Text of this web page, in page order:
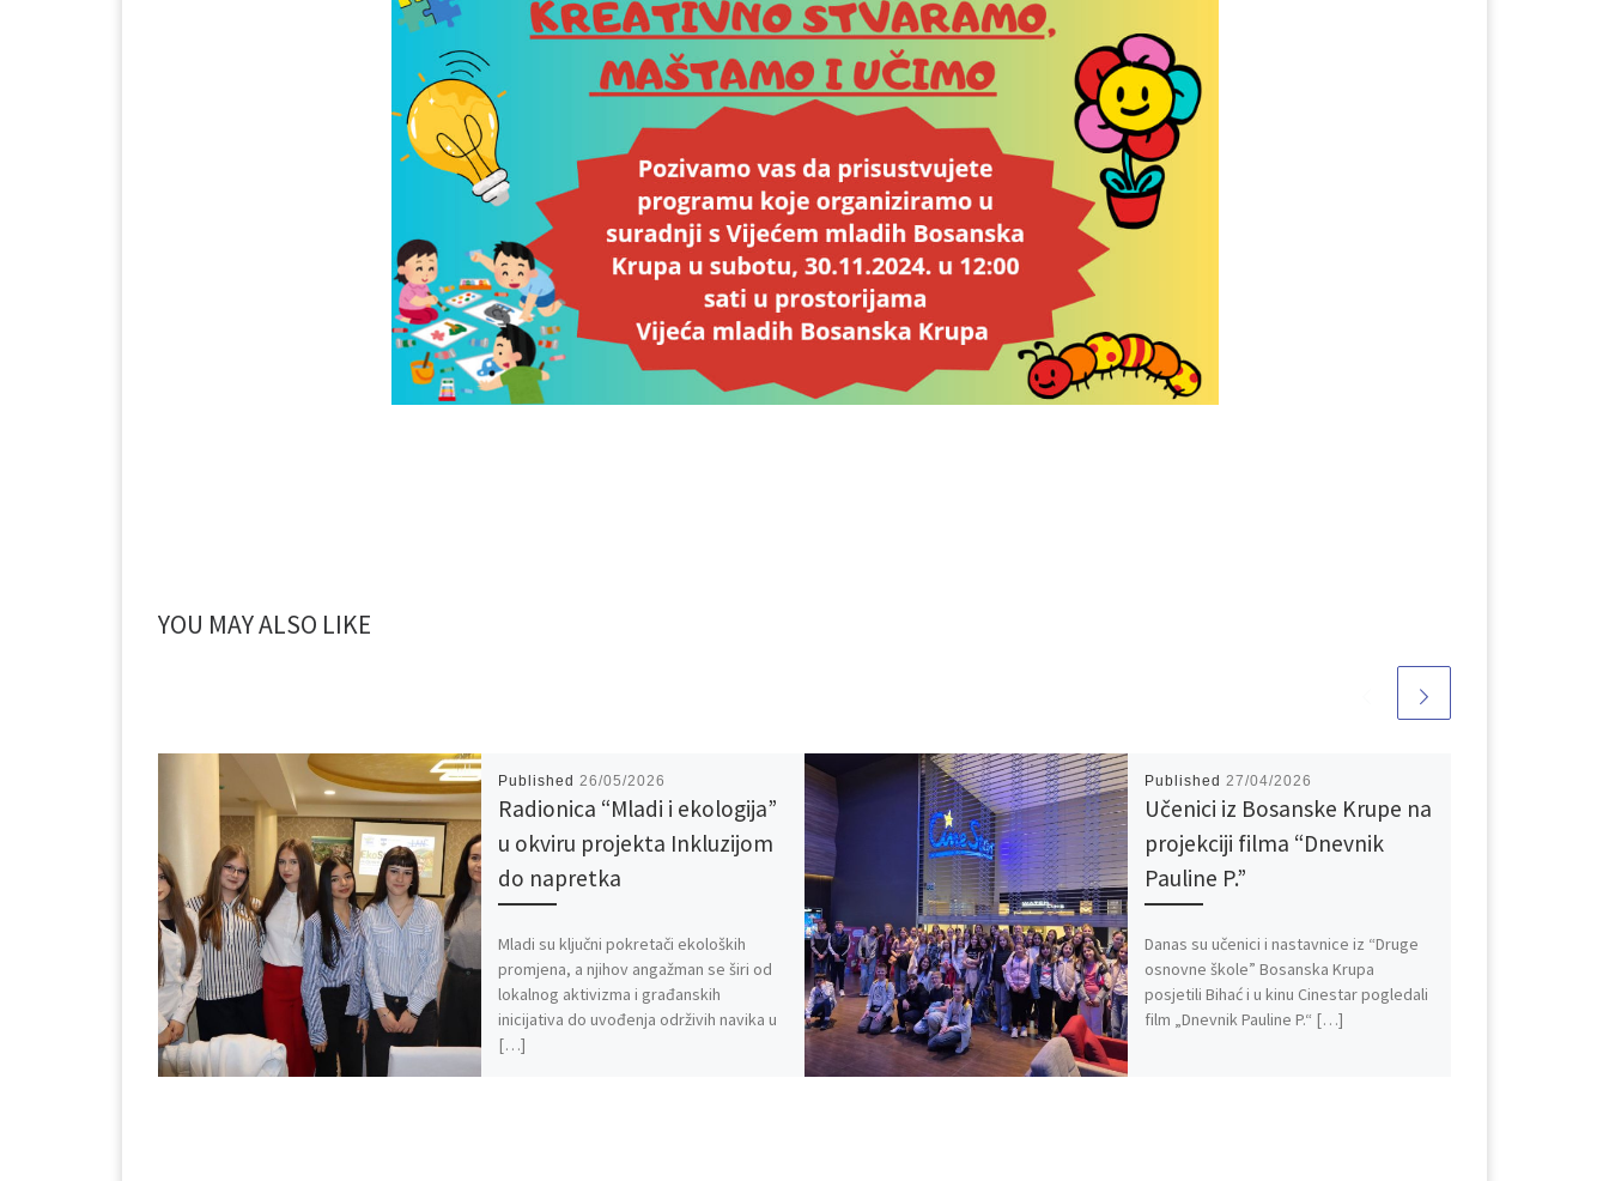
YOU MAY ALSO LIKE
Published26/05/2026
Radionica “Mladi i ekologija”
u okviru projekta Inkluzijom
do napretka
Mladi su ključni pokretači ekoloških
promjena, a njihov angažman se širi od
lokalnog aktivizma i građanskih
inicijativa do uvođenja održivih navika u
[…]
Published27/04/2026
Učenici iz Bosanske Krupe na
projekciji filma “Dnevnik
Pauline P.”
Danas su učenici i nastavnice iz “Druge
osnovne škole” Bosanska Krupa
posjetili Bihać i u kinu Cinestar pogledali
film „Dnevnik Pauline P.“ […]